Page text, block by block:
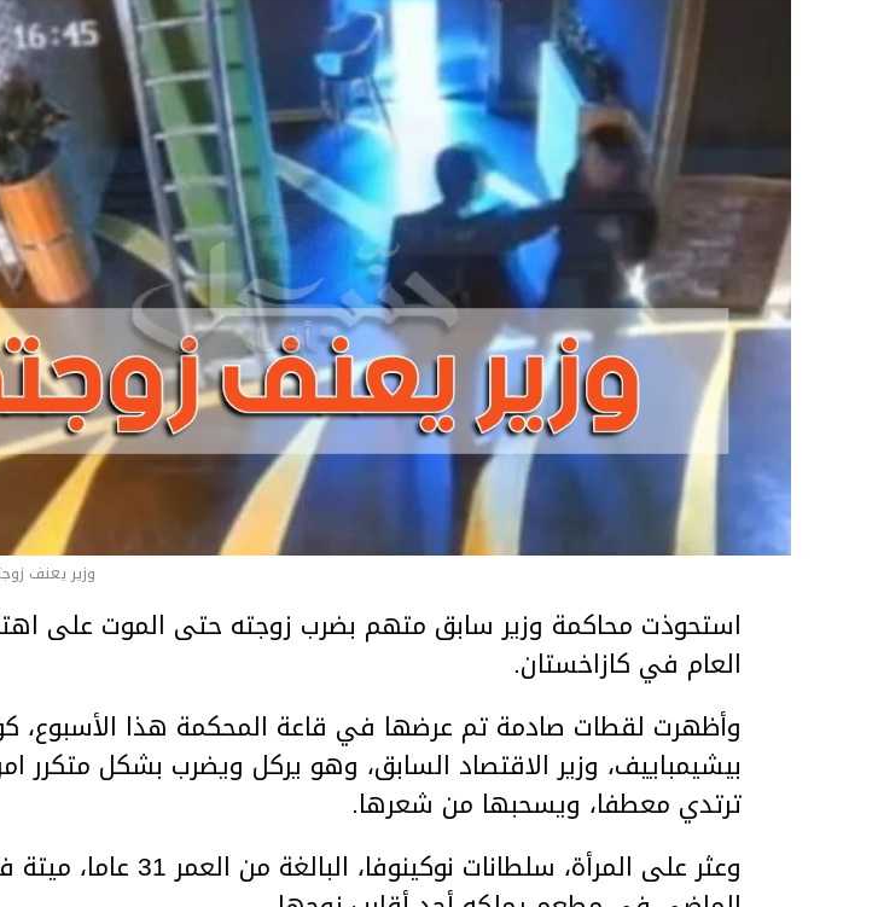
وزير يعنف
استحوذت محاكمة وزير سابق متهم بضرب زوجته حتى الموت على
العام في كازاخستان.
وأظهرت لقطات صادمة تم عرضها في قاعة المحكمة هذا الأسبوع،
بيشيمباييف، وزير الاقتصاد السابق، وهو يركل ويضرب بشكل متكرر
ترتدي معطفا، ويسحبها من شعرها.
وعثر على المرأة، سلطانات نوكينوفا،